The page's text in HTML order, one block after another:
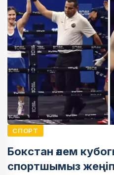
СПОРТ
Бокстан әлем
спортшымыз